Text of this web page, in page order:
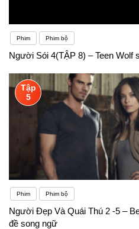
Phim Phim bộ
Người Sói 4(TẬP 8) – Teen Wolf
Tập
5
Phim Phim bộ
Người Đẹp Và Quái Thú 2 -5 –
đề song ngữ